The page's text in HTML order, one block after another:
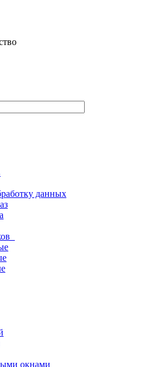
данных
окнами